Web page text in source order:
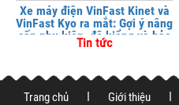
Xe máy điện VinFast Kinet và
VinFast Kyo ra mắt: Gợi ý nâng
cấp phụ kiện, độ kiểng và bảo
vệ xe tại
Tin tức
Trang chủ Giới thiệu